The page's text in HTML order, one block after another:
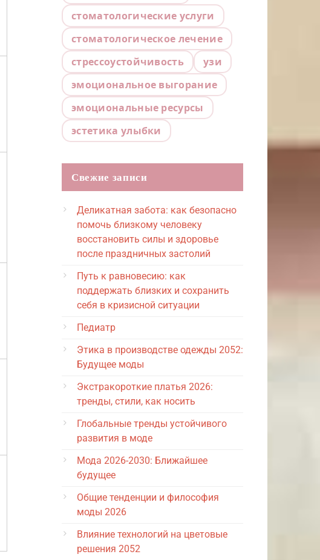
стоматологические услуги
стоматологическое лечение
стрессоустойчивость
узи
эмоциональное выгорание
эмоциональные ресурсы
эстетика улыбки
Свежие записи
Деликатная забота: как безопасно
помочь близкому человеку
восстановить силы и здоровье
после праздничных застолий
Путь к равновесию: как
поддержать близких и сохранить
себя в кризисной ситуации
Педиатр
Этика в производстве одежды 2052:
Будущее моды
Экстракороткие платья 2026:
тренды, стили, как носить
Глобальные тренды устойчивого
развития в моде
Мода 2026-2030: Ближайшее
будущее
Общие тенденции и философия
моды 2026
Влияние технологий на цветовые
решения 2052